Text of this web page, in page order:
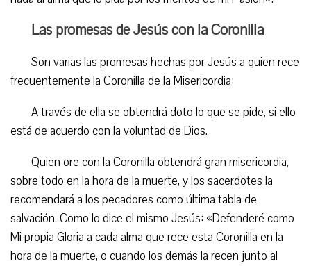
Las promesas de Jesús con la Coronilla
Son varias las promesas hechas por Jesús a quien rece
frecuentemente la Coronilla de la Misericordia:
A través de ella se obtendrá doto lo que se pide, si ello
está de acuerdo con la voluntad de Dios.
Quien ore con la Coronilla obtendrá gran misericordia,
sobre todo en la hora de la muerte, y los sacerdotes la
recomendará a los pecadores como última tabla de
salvación. Como lo dice el mismo Jesús: «Defenderé como
Mi propia Gloria a cada alma que rece esta Coronilla en la
hora de la muerte, o cuando los demás la recen junto al